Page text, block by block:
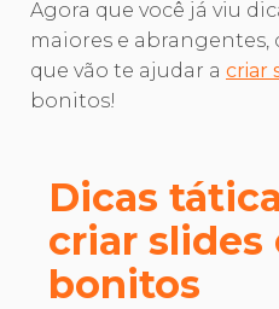
Agora que você já viu
maiores e abrangentes,
que vão te ajudar a criar
bonitos!
Dicas
criar slides
bonitos